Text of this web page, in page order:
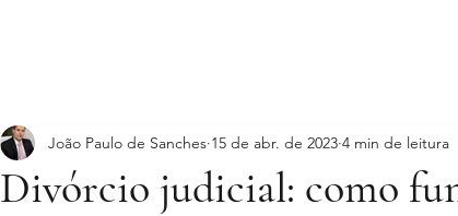
Divórcio judicial: como
João Paulo de Sanches 15 de abr. de 2023 4 min de leitura